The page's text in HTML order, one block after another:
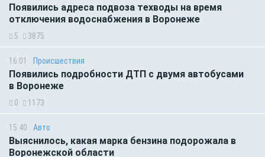
Появились адреса подвоза техводы на время
отключения водоснабжения в Воронеже
5 3875
16:01 Происшествия
Появились подробности ДТП с двумя автобусами
в Воронеже
0 1173
15:40 Авто
Выяснилось, какая марка бензина подорожала в
Воронежской области